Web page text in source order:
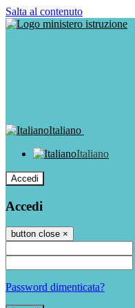
Salta al contenuto
Italiano
Italiano
Accedi
Accedi
button close ×
Password dimenticata?